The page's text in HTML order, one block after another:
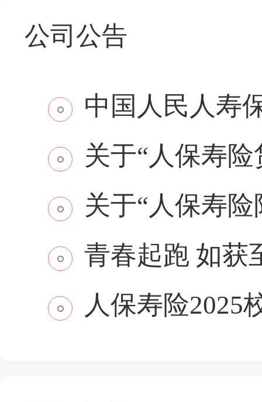
公司公告
中国人民人寿
关于“人保寿
关于“人保寿
青春起跑 如获
人保寿险2025